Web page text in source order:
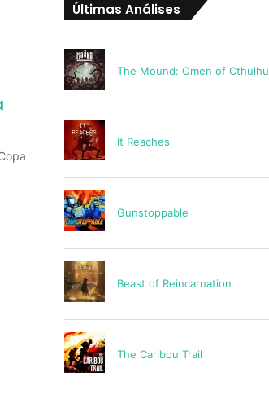
Últimas Análises
The Mound: Omen of Cthulhu
It Reaches
Gunstoppable
Beast of Reincarnation
The Caribou Trail